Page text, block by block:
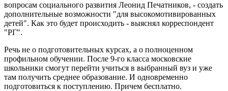
вопросам социального развития Леонид Печатников, - создать
дополнительные возможности "для высокомотивированных
детей". Как это будет происходить - выяснял корреспондент
"РГ".
Речь не о подготовительных курсах, а о полноценном
профильном обучении. После 9-го класса московские
школьники смогут перейти учиться в выбранный вуз и уже
там получить среднее образование. И одновременно
подготовиться к поступлению. Причем бесплатно.